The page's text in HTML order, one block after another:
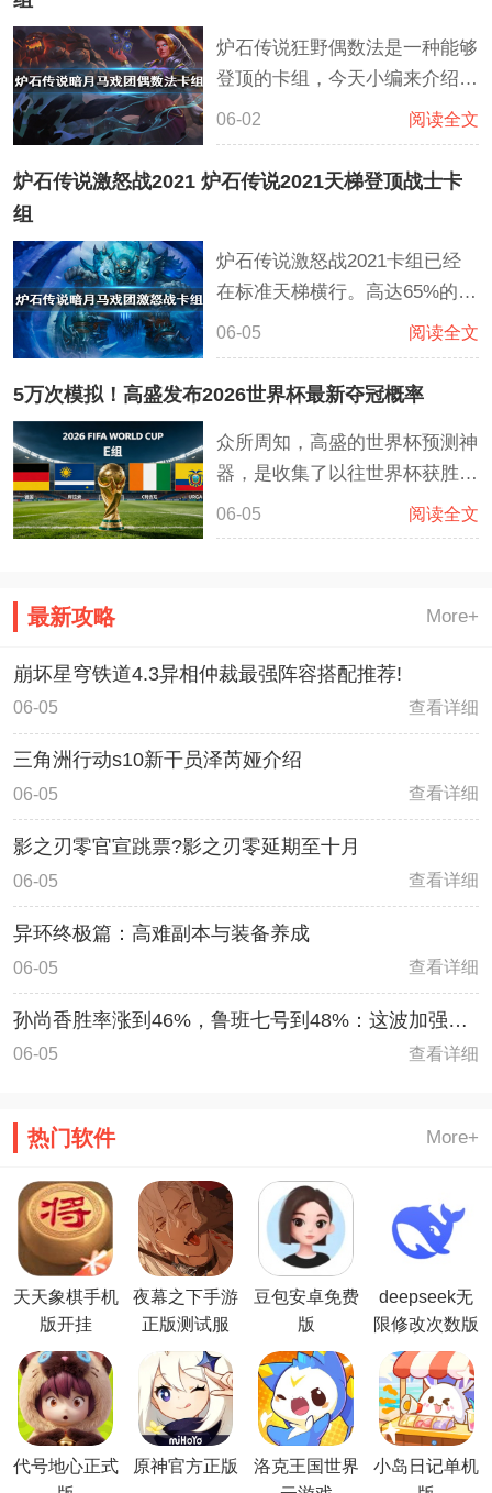
炉石传说狂野偶数法是一种能够
登顶的卡组，今天小编来介绍一
下关于炉石传说偶数法最新卡组
的相关内容。这套偶数法在偶数
的基础上搭配的宇宙的模式，通
的场面。而卡扎库斯能够很好的
控制场面。克苏恩，破碎之劫也
能够搭配许多卡牌进行控制。
06-02 阅读全文
炉石传说激怒战2021 炉石传说2021天梯登顶战士卡
组
炉石传说激怒战2021卡组已经
在标准天梯横行。高达65%的胜
率让激怒站能够轻松上传说。这
套激怒战士卡组依靠全新的激怒
喝海盗体系成为了胜率超高的职
之锚然后继续过相对的海盗牌。
格罗马什·地狱咆哮拥有非常高
的斩杀效果。如果能够利用好血
誓雇佣兵这套卡组将会战无不
06-05 阅读全文
5万次模拟！高盛发布2026世界杯最新夺冠概率
众所周知，高盛的世界杯预测神
器，是收集了以往世界杯获胜概
率，直接模拟了数万次世界杯赛
程的超级计算程序，经过5万次
队伍预测，这一次，高盛推算出
冠的队伍
06-05 阅读全文
最新攻略 More+
崩坏星穹铁道4.3异相仲裁最强阵容搭配推荐!
06-05 查看详细
三角洲行动s10新干员泽芮娅介绍
06-05 查看详细
影之刃零官宣跳票?影之刃零延期至十月
06-05 查看详细
异环终极篇：高难副本与装备养成
06-05 查看详细
孙尚香胜率涨到46%，鲁班七号到48%：这波加强真
的能改变强度？
06-05 查看详细
热门软件 More+
天天象棋手机
版开挂
夜幕之下手游
正版测试服
豆包安卓免费
版
deepseek无
限修改次数版
代号地心正式
原神官方正版
洛克王国世界
小岛日记单机